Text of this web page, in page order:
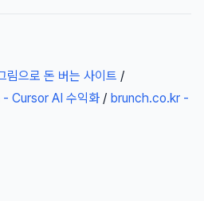
림으로 돈 버는 사이트 /
Cursor AI 수익화 / brunch.co.kr -